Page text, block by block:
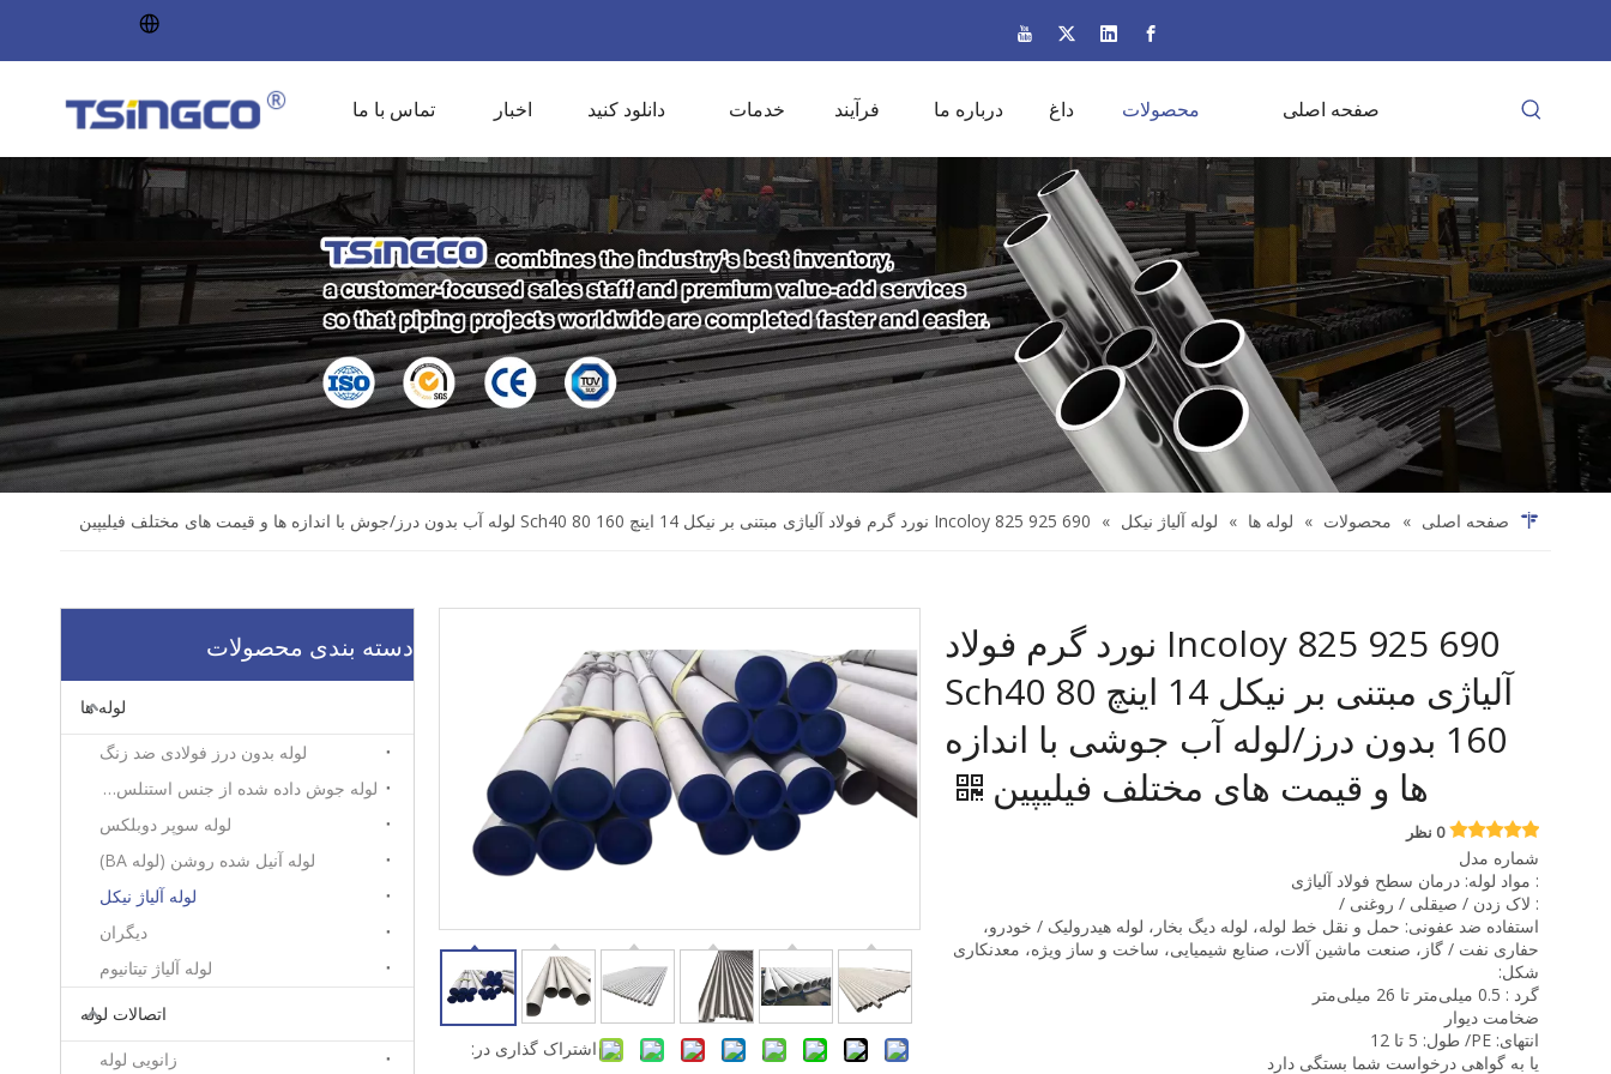
صفحه اصلی محصولات داغ درباره ما فرآیند خدمات دانلود کنید اخبار تماس با ما
صفحه اصلی » محصولات » لوله ها » لوله آلیاژ نیکل » Incoloy 825 925 690 نورد گرم فولاد آلیاژی مبتنی بر نیکل 14 اینچ Sch40 80 160 لوله آب بدون درز/جوش با اندازه ها و قیمت های مختلف فیلیپین
دسته بندی محصولات
لوله ها
لوله بدون درز فولادی ضد زنگ
لوله جوش داده شده از جنس استنلس استیل
لوله سوپر دوبلکس
لوله آنیل شده روشن (لوله BA)
لوله آلیاژ نیکل
دیگران
لوله آلیاژ تیتانیوم
اتصالات لوله
زانویی لوله
اشتراک گذاری در:
Incoloy 825 925 690 نورد گرم فولاد
آلیاژی مبتنی بر نیکل 14 اینچ Sch40 80
160 بدون درز/لوله آب جوشی با اندازه
ها و قیمت های مختلف فیلیپین
0 نظر
شماره مدل
: مواد لوله: درمان سطح فولاد آلیاژی
: لاک زدن / صیقلی / روغنی /
استفاده ضد عفونی: حمل و نقل خط لوله، لوله دیگ بخار، لوله هیدرولیک / خودرو،
حفاری نفت / گاز، صنعت ماشین آلات، صنایع شیمیایی، ساخت و ساز ویژه، معدنکاری
شکل:
گرد : 0.5 میلی‌متر تا 26 میلی‌متر
ضخامت دیوار
انتهای: PE/ طول: 5 تا 12
یا به گواهی درخواست شما بستگی دارد